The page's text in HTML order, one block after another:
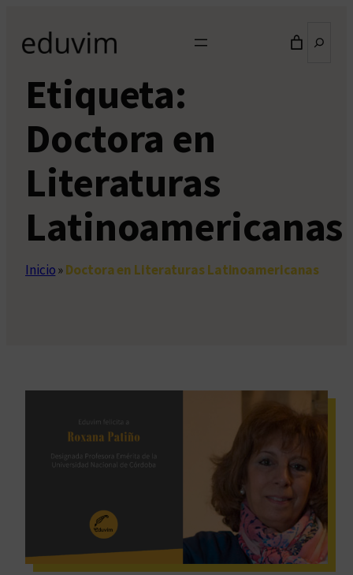
contenido
Etiqueta:
Doctora en
Literaturas
Latinoamericanas
Inicio»Doctora en Literaturas Latinoamericanas